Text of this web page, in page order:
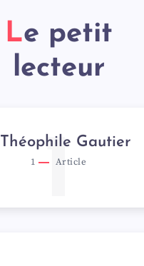
Le petit
lecteur
Théophile Gautier
1 Article
1